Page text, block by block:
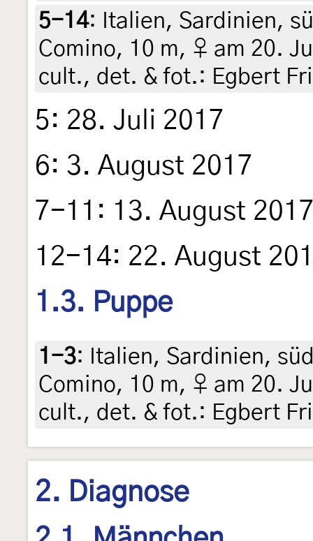
5-14:
Italien, Sardinien,
Comino, 10 m, ♀ am 20.
cult., det. & fot.: Egbert
5: 28. Juli 2017
6: 3. August 2017
7-11: 13. August
12-14: 22. August
1.3. Puppe
1-3:
Italien, Sardinien,
Comino, 10 m, ♀ am 20.
cult., det. & fot.: Egbert
2. Diagnose